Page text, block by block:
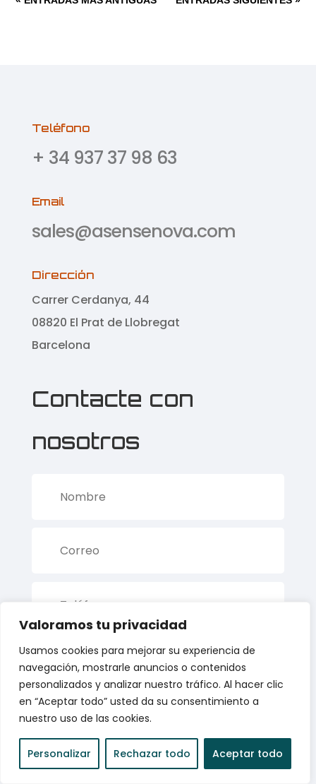
Valoramos tu privacidad
Usamos cookies para mejorar su experiencia de
navegación, mostrarle anuncios o contenidos
personalizados y analizar nuestro tráfico. Al hacer clic
en “Aceptar todo” usted da su consentimiento a
nuestro uso de las cookies.
Personalizar Rechazar todo Aceptar todo
Teléfono
+ 34 937 37 98 63
Email
sales@asensenova.com
Dirección
Carrer Cerdanya, 44
08820 El Prat de Llobregat
Barcelona
Contacte con
nosotros
Debe aceptar